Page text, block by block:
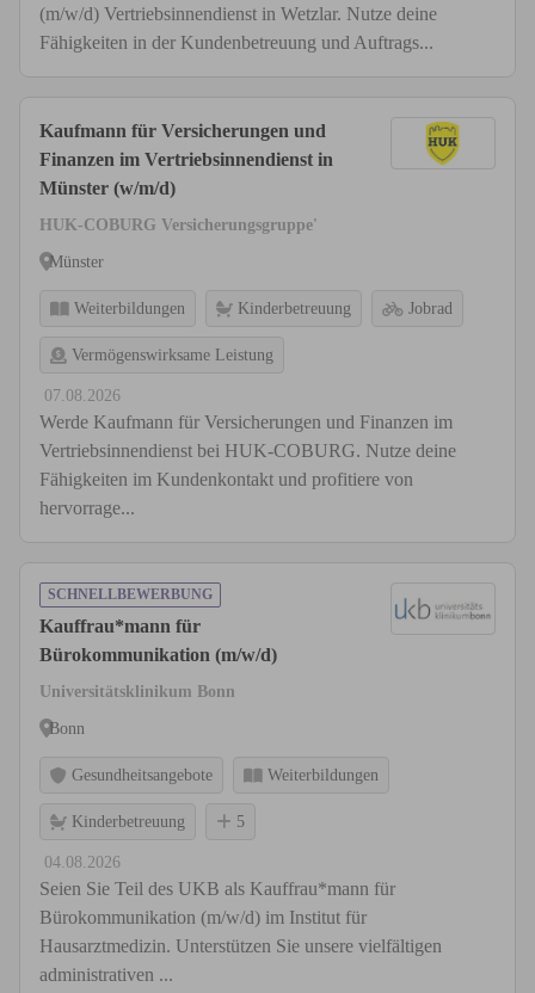
(m/w/d) Vertriebsinnendienst in Wetzlar. Nutze deine
Fähigkeiten in der Kundenbetreuung und Auftrags...
Kaufmann für Versicherungen und
Finanzen im Vertriebsinnendienst in
Münster (w/m/d)
HUK-COBURG Versicherungsgruppe'
Münster
Weiterbildungen Kinderbetreuung Jobrad
Vermögenswirksame Leistung
07.08.2026
Werde Kaufmann für Versicherungen und Finanzen im
Vertriebsinnendienst bei HUK-COBURG. Nutze deine
Fähigkeiten im Kundenkontakt und profitiere von
hervorrage...
SCHNELLBEWERBUNG
Kauffrau*mann für
Bürokommunikation (m/w/d)
Universitätsklinikum Bonn
Bonn
Gesundheitsangebote Weiterbildungen
Kinderbetreuung 5
04.08.2026
Seien Sie Teil des UKB als Kauffrau*mann für
Bürokommunikation (m/w/d) im Institut für
Hausarztmedizin. Unterstützen Sie unsere vielfältigen
administrativen ...